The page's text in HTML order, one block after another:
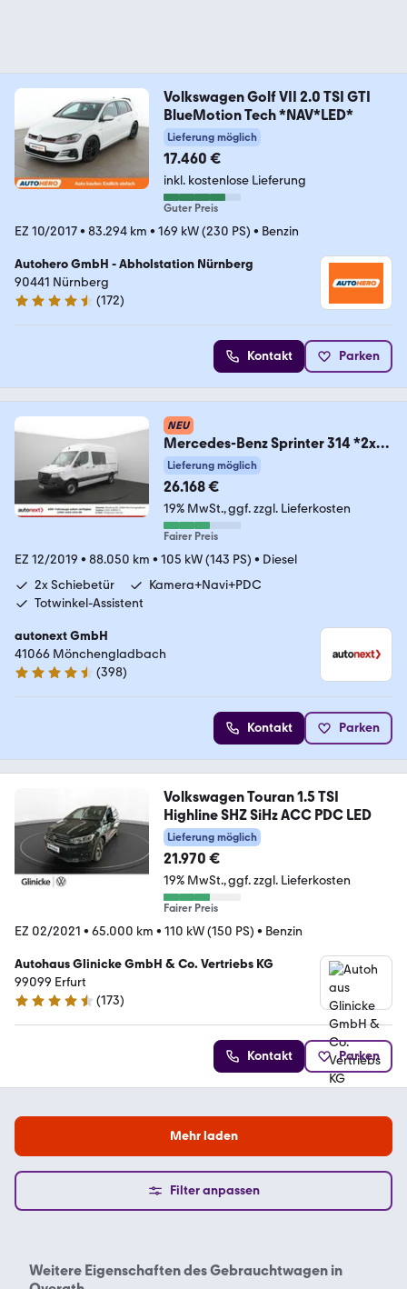
Volkswagen Golf VII 2.0 TSI GTI
BlueMotion Tech *NAV*LED*
Lieferung möglich
17.460 €
inkl. kostenlose Lieferung
Guter Preis
EZ 10/2017• 83.294 km • 169 kW (230 PS) • Benzin
Autohero GmbH - Abholstation Nürnberg
90441 Nürnberg
4.5 Sterne
(172)
Kontakt Parken
NEU
Mercedes-Benz Sprinter 314 *2x
Schiebetür* KAMERA+NAVI+PDC
(37
Lieferung möglich
26.168 €
19% MwSt. ggf. zzgl. Lieferkosten
Fairer Preis
EZ 12/2019 • 88.050 km • 105 kW (143 PS) • Diesel
2x Schiebetür
Kamera+Navi+PDC
Totwinkel-Assistent
autonext GmbH
41066 Mönchengladbach
4.7 Sterne
(398)
Kontakt Parken
Volkswagen Touran 1.5 TSI
Highline SHZ SiHz ACC PDC LED
Lieferung möglich
21.970 €
19% MwSt. ggf. zzgl. Lieferkosten
Fairer Preis
EZ 02/2021 • 65.000 km • 110 kW (150 PS) • Benzin
Autohaus Glinicke GmbH & Co. Vertriebs KG
99099 Erfurt
4.4 Sterne
(173)
Kontakt Parken
Mehr laden
Filter anpassen
Weitere Eigenschaften desGebrauchtwagen in